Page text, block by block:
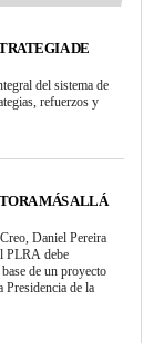
DE
del sistema de
refuerzos y
MÁS ALLÁ
Daniel Pereira
PLRA debe
de un proyecto
de la